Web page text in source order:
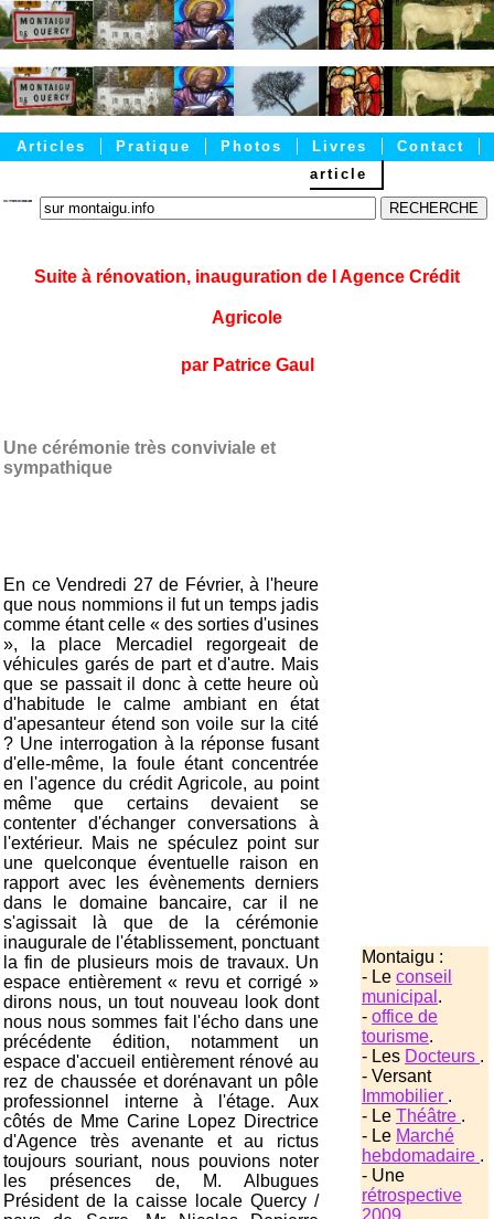
Contact
Livres
Photos
Pratique
Articles
article
Suite à rénovation, inauguration de l Agence Crédit
Agricole
par Patrice Gaul
Une cérémonie très conviviale et
sympathique
En ce Vendredi 27 de Février, à l'heure
que nous nommions il fut un temps jadis
comme étant celle « des sorties d'usines
», la place Mercadiel regorgeait de
véhicules garés de part et d'autre. Mais
que se passait il donc à cette heure où
d'habitude le calme ambiant en état
d'apesanteur étend son voile sur la cité
? Une interrogation à la réponse fusant
d'elle-même, la foule étant concentrée
en l'agence du crédit Agricole, au point
même que certains devaient se
contenter d'échanger conversations à
l'extérieur. Mais ne spéculez point sur
une quelconque éventuelle raison en
rapport avec les évènements derniers
dans le domaine bancaire, car il ne
s'agissait là que de la cérémonie
inaugurale de l'établissement, ponctuant
la fin de plusieurs mois de travaux. Un
espace entièrement « revu et corrigé »
dirons nous, un tout nouveau look dont
nous nous sommes fait l'écho dans une
précédente édition, notamment un
espace d'accueil entièrement rénové au
rez de chaussée et dorénavant un pôle
professionnel interne à l'étage. Aux
côtés de Mme Carine Lopez Directrice
d'Agence très avenante et au rictus
toujours souriant, nous pouvions noter
les présences de, M. Albugues
Président de la caisse locale Quercy /
Montaigu :
- Le conseil
municipal .
- office de
tourisme.
- Les Docteurs .
- Versant
Immobilier .
- Le Théâtre .
- Le Marché
hebdomadaire .
- Une
rétrospective